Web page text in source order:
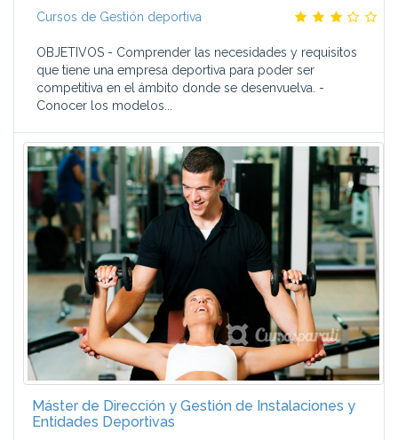
Cursos de Gestión deportiva
OBJETIVOS - Comprender las necesidades y requisitos
que tiene una empresa deportiva para poder ser
competitiva en el ámbito donde se desenvuelva. -
Conocer los modelos...
Máster de Dirección y Gestión de Instalaciones y
Entidades Deportivas